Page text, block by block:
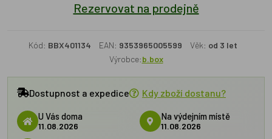
Rezervovat na prodejně
Kód: BBX401134 EAN: 9353965005599 Věk: od 3 let
Výrobce:b.box
Dostupnost a expedice Kdy zboží dostanu?
U Vás doma
11.08.2026
Na výdejním místě
11.08.2026